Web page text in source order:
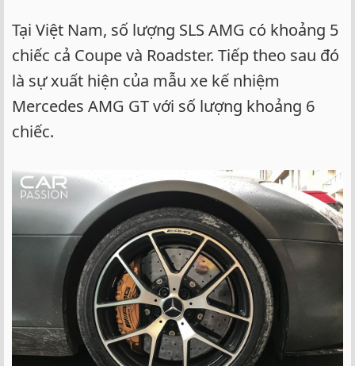
Tại Việt Nam, số lượng SLS AMG có khoảng 5
chiếc cả Coupe và Roadster. Tiếp theo sau đó
là sự xuất hiện của mẫu xe kế nhiệm
Mercedes AMG GT với số lượng khoảng 6
chiếc.